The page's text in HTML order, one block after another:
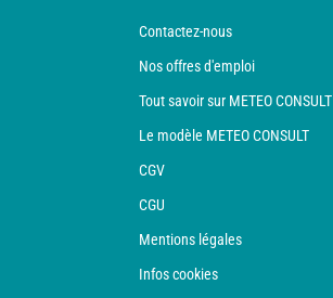
Contactez-nous
Nos offres d'emploi
Tout savoir sur METEO CONSULT
Le modèle METEO CONSULT
CGV
CGU
Mentions légales
Infos cookies